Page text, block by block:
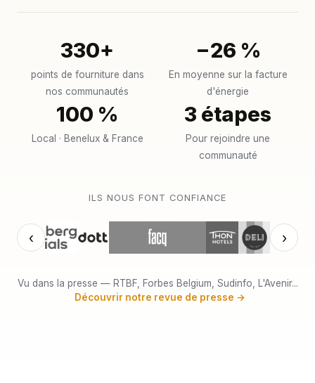
330+
points de fourniture dans
nos communautés
−26 %
En moyenne sur la facture
d'énergie
100 %
Local · Benelux & France
3 étapes
Pour rejoindre une
communauté
ILS NOUS FONT CONFIANCE
‹ ›
Vu dans la presse — RTBF, Forbes Belgium, Sudinfo, L'Avenir...
Découvrir notre revue de presse →